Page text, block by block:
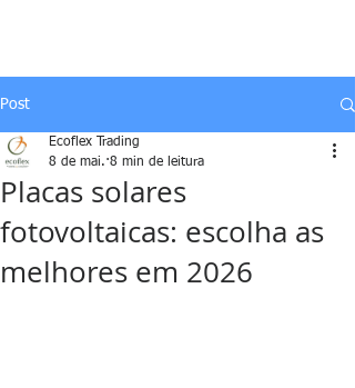
Post
Placas solares
fotovoltaicas: escolha as
melhores em 2026
Ecoflex Trading
8 de mai. 8 min de leitura